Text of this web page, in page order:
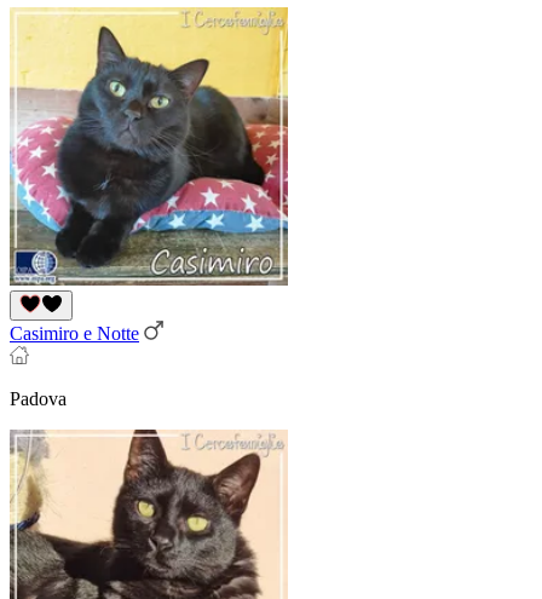
Casimiro e Notte
Padova